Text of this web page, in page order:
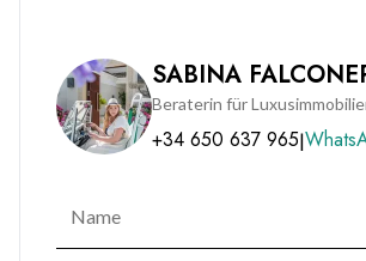
SABINA
Beraterin für
+34 650 637 965|